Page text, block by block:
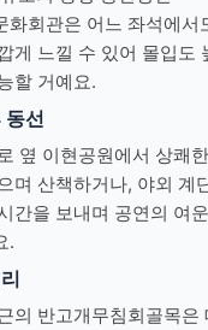
화회관은 어느 좌석에서
게 느낄 수 있어 몰입도
할 거예요.
동선
옆 이현공원에서 상쾌한
며 산책하거나, 야외 계
간을 보내며 공연의 여
.
의 반고개무침회골목은